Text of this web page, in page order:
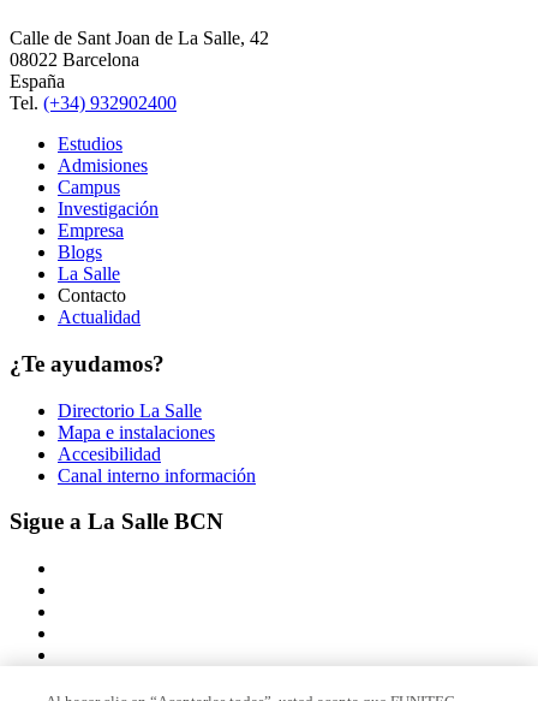
Calle de Sant Joan de La Salle, 42
08022 Barcelona
España
Tel. (+34) 932902400
Estudios
Admisiones
Campus
Investigación
Empresa
Blogs
La Salle
Contacto
Actualidad
¿Te ayudamos?
Directorio La Salle
Mapa e instalaciones
Accesibilidad
Canal interno información
Sigue a La Salle BCN